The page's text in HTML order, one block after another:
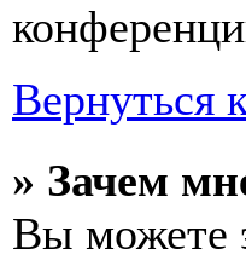
Вернуться
» Зачем
Вы можете